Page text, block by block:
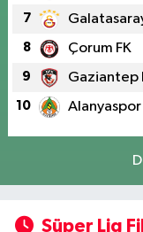
7
8 Çorum FK
9 Gaziantep
10 Alanyaspor
Süper Lig